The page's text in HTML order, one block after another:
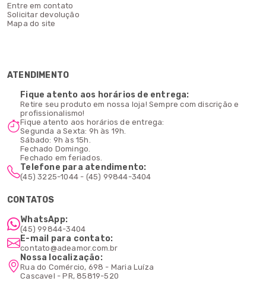
Entre em contato
Solicitar devolução
Mapa do site
ATENDIMENTO
Fique atento aos horários de entrega:
Retire seu produto em nossa loja! Sempre com discrição e
profissionalismo!
Fique atento aos horários de entrega:
Segunda a Sexta: 9h às 19h.
Sábado: 9h às 15h.
Fechado Domingo.
Fechado em feriados.
Telefone para atendimento:
(45) 3225-1044 - (45) 99844-3404
CONTATOS
WhatsApp:
(45) 99844-3404
E-mail para contato:
contato@adeamor.com.br
Nossa localização:
Rua do Comércio, 698 - Maria Luíza
Cascavel - PR, 85819-520